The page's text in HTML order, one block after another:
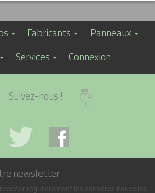
Fabricants
Panneaux
Services Connexion
Suivez-nous !
newsletter
regulierement les dernieres nouvelles